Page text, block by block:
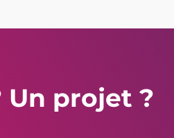
Un projet ?